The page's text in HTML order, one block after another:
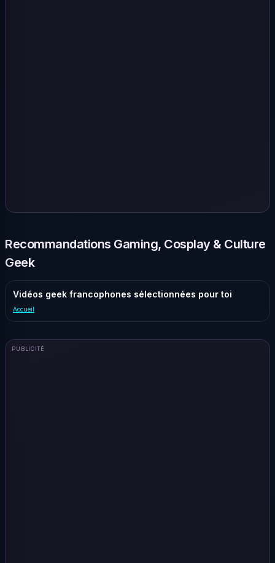
Recommandations Gaming, Cosplay & Culture
Geek
Vidéos geek francophones sélectionnées pour toi
Accueil
PUBLICITÉ